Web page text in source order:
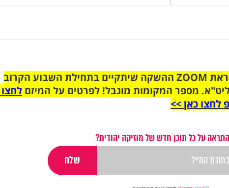
הצטרפו לקבוצת הוואטסאפ לקראת ZOOM ההשקה שיתקיים בתחילת השבוע הקרוב
מספר המקומות מוגבל! לפרטים על המיזם
לחצו כאן >>
על כל תוכן חדש של מוזיקה יהודית?